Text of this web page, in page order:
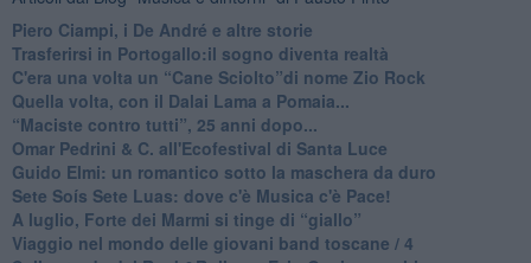
​Piero Ciampi, i De André e altre storie
​Trasferirsi in Portogallo:il sogno diventa realtà
​C'era una volta un “Cane Sciolto”di nome Zio Rock
Quella volta, con il Dalai Lama a Pomaia...
​“Maciste contro tutti”, 25 anni dopo...
​Omar Pedrini & C. all'Ecofestival di Santa Luce
Guido Elmi: un romantico sotto la maschera da duro
Sete Soís Sete Luas: dove c'è Musica c'è Pace!
​A luglio, Forte dei Marmi si tinge di “giallo”
Viaggio nel mondo delle giovani band toscane / 4